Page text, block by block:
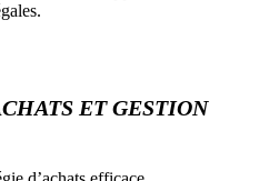
ET GESTION